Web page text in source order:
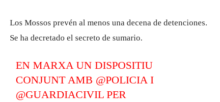
Los Mossos prevén al menos una decena de detenciones.
Se ha decretado el secreto de sumario.
EN MARXA UN DISPOSITIU
CONJUNT AMB @POLICIA I
@GUARDIACIVILPER